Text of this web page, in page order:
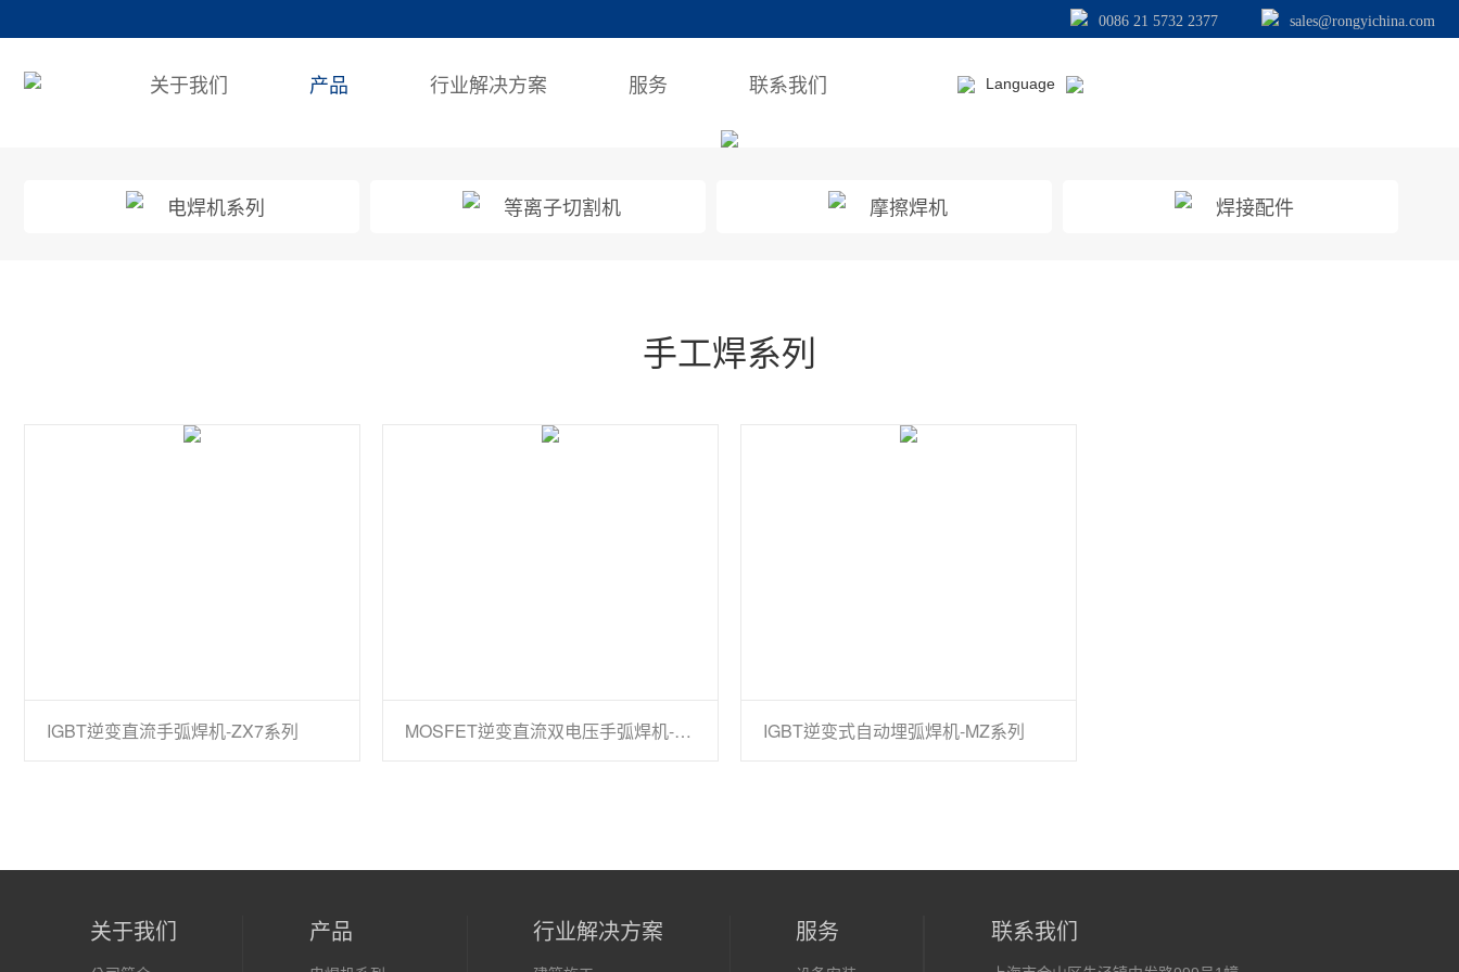
0086 21 5732 2377 sales@rongyichina.com
关于我们 产品 行业解决方案 服务 联系我们 Language
电焊机系列 等离子切割机 摩擦焊机 焊接配件
手工焊系列
IGBT逆变直流手弧焊机-ZX7系列 MOSFET逆变直流双电压手弧焊机-ARC系列 IGBT逆变式自动埋弧焊机-MZ系列
关于我们 产品 行业解决方案 服务 联系我们